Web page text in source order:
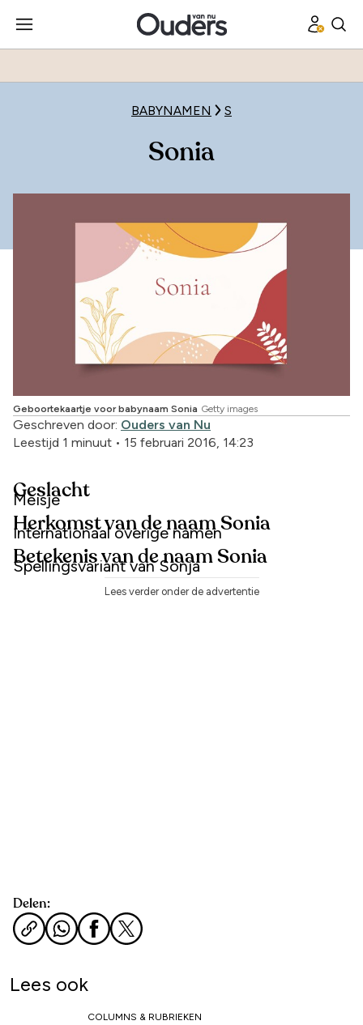
BABYNAMEN S
Sonia
Geboortekaartje voor babynaam Sonia Getty images
Geschreven door: Ouders van Nu
Leestijd 1 minuut • 15 februari 2016, 14:23
Geslacht
Meisje
Herkomst van de naam Sonia
Internationaal overige namen
Betekenis van de naam Sonia
Spellingsvariant van Sonja
Lees verder onder de advertentie
Delen:
Lees ook
COLUMNS & RUBRIEKEN